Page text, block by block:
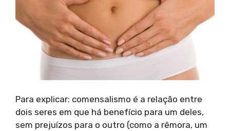
Para explicar: comensalismo é a relação entre
dois seres em que há benefício para um deles,
sem prejuízos para o outro (como a rêmora, um